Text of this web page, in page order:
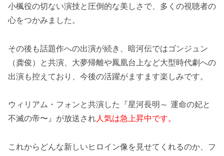
小楓役の切ない演技と圧倒的な美しさで、多くの視聴者の
心をつかみました。
その後も話題作への出演が続き、暗河伝ではゴンジュン
（龚俊）と共演、大夢帰離や鳳凰台上など大型時代劇への
出演も控えており、今後の活躍がますます楽しみです。
ウィリアム・フォンと共演した『星河長明～ 運命の妃と
不滅の帝〜』が放送され人気は急上昇中です。
これからどんな新しいヒロイン像を見せてくれるのか、フ